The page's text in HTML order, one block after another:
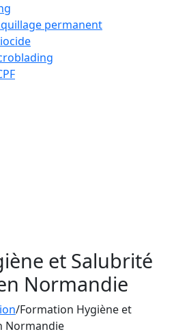
permanent
et Salubrité
Normandie
/Formation Hygiène et
Normandie